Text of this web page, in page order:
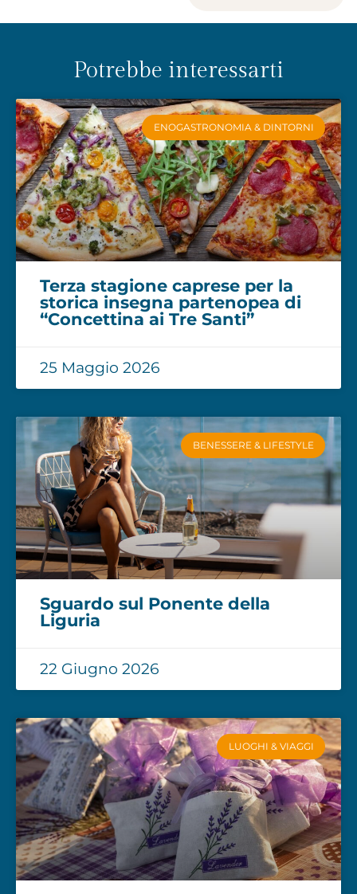
Potrebbe interessarti
ENOGASTRONOMIA & DINTORNI
Terza stagione caprese per la
storica insegna partenopea di
“Concettina ai Tre Santi”
25 Maggio 2026
BENESSERE & LIFESTYLE
Sguardo sul Ponente della
Liguria
22 Giugno 2026
LUOGHI & VIAGGI